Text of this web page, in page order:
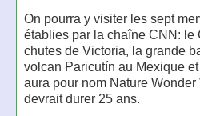
On pourra y visiter les sept
établies par la chaîne CNN: le
chutes de Victoria, la grande
volcan Paricutín au Mexique
aura pour nom Nature
devrait durer 25 ans.